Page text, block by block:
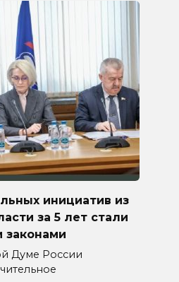
инициатив из
за 5 лет стали
Думе России